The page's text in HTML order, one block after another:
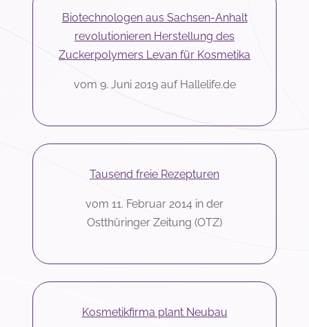
Biotechnologen aus Sachsen-Anhalt
revolutionieren Herstellung des
Zuckerpolymers Levan für Kosmetika
vom 9. Juni 2019 auf Hallelife.de
Tausend freie Rezepturen
vom 11. Februar 2014 in der
Ostthüringer Zeitung (OTZ)
Kosmetikfirma plant Neubau